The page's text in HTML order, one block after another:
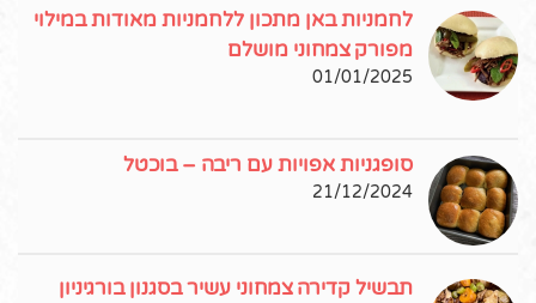
לחמניות באן מתכון ללחמניות מאודות במילוי
מפורק צמחוני מושלם
01/01/2025
סופגניות אפויות עם ריבה – בוכטל
21/12/2024
תבשיל קדירה צמחוני עשיר בסגנון בורגיניון